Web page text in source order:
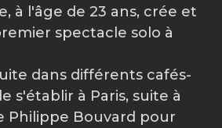
à l'âge de 23 ans, crée et
spectacle solo à
dans différents cafés-
s'établir à Paris, suite à
Philippe Bouvard pour